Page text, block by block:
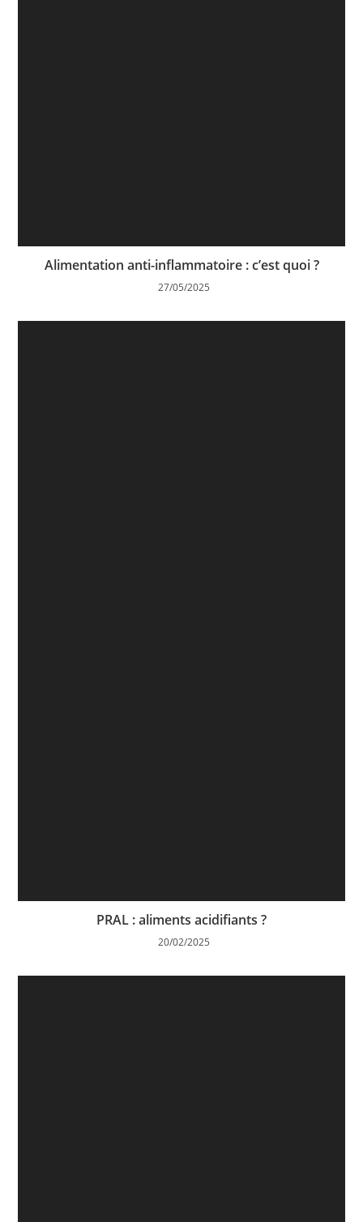
Alimentation anti-inflammatoire : c’est quoi ?
27/05/2025
PRAL : aliments acidifiants ?
20/02/2025